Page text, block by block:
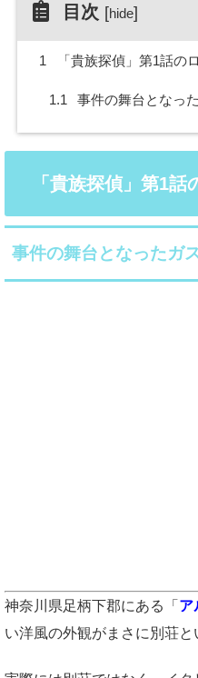
目次 [hide]
1 「貴族探偵」第1話の
1.1 事件の舞台となっ
「貴族探偵」第1
事件の舞台となったガ
神奈川県足柄下郡にある「 ア
い洋風の外観がまさに別荘と